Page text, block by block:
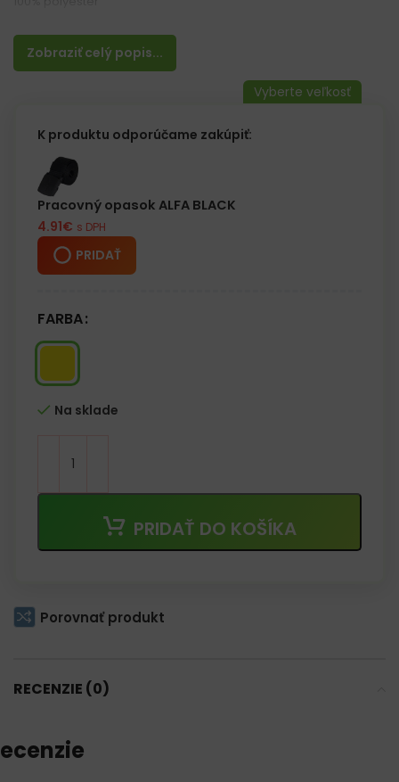
Zobraziť celý popis...
Vlastnosti:
– 2 horizontálne reflexné pruhy
– Zapínanie pomocou suchého zipsu
K produktu odporúčame zakúpiť:
Pracovný opasok ALFA BLACK
4.91€ s DPH
PRIDAŤ
FARBA
Na sklade
PRIDAŤ DO KOŠÍKA
Porovnať produkt
RECENZIE (0)